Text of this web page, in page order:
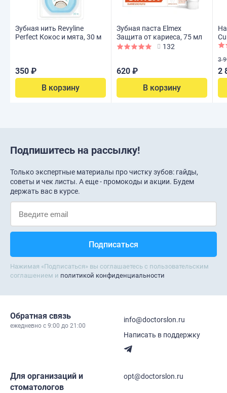
Зубная нить Revyline
Perfect Кокос и мята, 30 м
350 ₽
В корзину
Зубная паста Elmex
Защита от кариеса, 75 мл
132
620 ₽
В корзину
Набор
3
2
Подпишитесь на рассылку!
Только экспертные материалы про чистку зубов: гайды,
советы и чек листы. А еще - промокоды и акции. Будем
держать вас в курсе.
Нажимая «Подписаться» вы соглашаетесь с пользовательским
соглашением и политикой конфиденциальности
Обратная связь
ежедневно c 9:00 до 21:00
info@doctorslon.ru
Написать в поддержку
Для организаций и
стоматологов
opt@doctorslon.ru